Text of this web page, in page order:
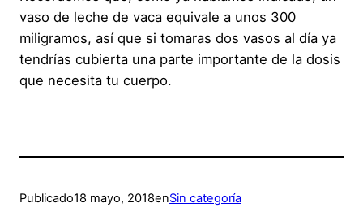
vaso de leche de vaca equivale a unos 300
miligramos, así que si tomaras dos vasos al día ya
tendrías cubierta una parte importante de la dosis
que necesita tu cuerpo.
Publicado18 mayo, 2018enSin categoría